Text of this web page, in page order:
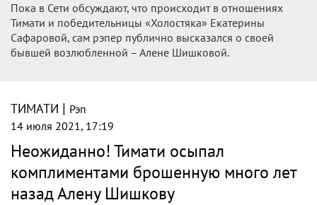
Пока в Сети обсуждают, что происходит в отношениях
Тимати и победительницы «Холостяка» Екатерины
Сафаровой, сам рэпер публично высказался о своей
бывшей возлюбленной – Алене Шишковой.
ТИМАТИ | Рэп
14 июля 2021, 17:19
Неожиданно! Тимати осыпал
комплиментами брошенную много лет
назад Алену Шишкову